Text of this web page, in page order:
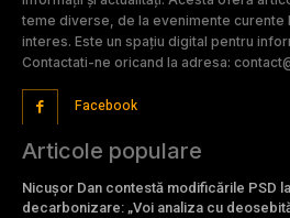
teme diverse, de la evenimente
interes. Este un spațiu digital pentru
Contactati-ne oricand la adresa:
Facebook
Articole populare
Nicușor Dan contestă modificările PSD
decarbonizare: „Voi analiza cu